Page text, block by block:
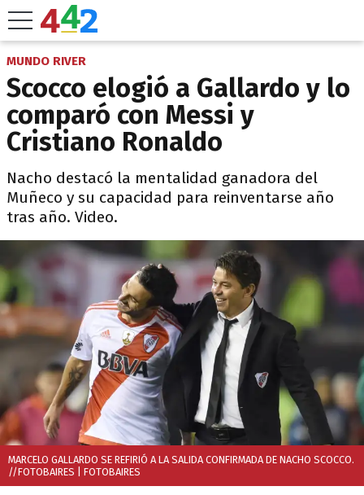
MUNDO RIVER
Scocco elogió a Gallardo y lo
comparó con Messi y
Cristiano Ronaldo
Nacho destacó la mentalidad ganadora del
Muñeco y su capacidad para reinventarse año
tras año. Video.
MARCELO GALLARDO SE REFIRIÓ A LA SALIDA CONFIRMADA DE NACHO SCOCCO.
//FOTOBAIRES | FOTOBAIRES